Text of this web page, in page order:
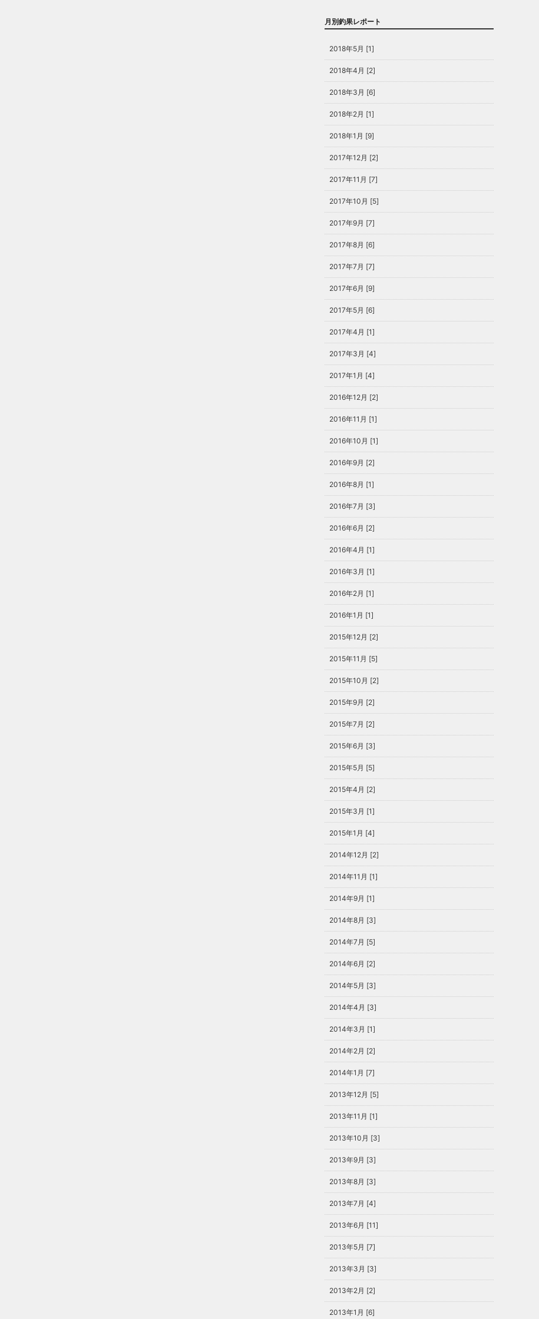
月別釣果レポート
2018年5月 [1]
2018年4月 [2]
2018年3月 [6]
2018年2月 [1]
2018年1月 [9]
2017年12月 [2]
2017年11月 [7]
2017年10月 [5]
2017年9月 [7]
2017年8月 [6]
2017年7月 [7]
2017年6月 [9]
2017年5月 [6]
2017年4月 [1]
2017年3月 [4]
2017年1月 [4]
2016年12月 [2]
2016年11月 [1]
2016年10月 [1]
2016年9月 [2]
2016年8月 [1]
2016年7月 [3]
2016年6月 [2]
2016年4月 [1]
2016年3月 [1]
2016年2月 [1]
2016年1月 [1]
2015年12月 [2]
2015年11月 [5]
2015年10月 [2]
2015年9月 [2]
2015年7月 [2]
2015年6月 [3]
2015年5月 [5]
2015年4月 [2]
2015年3月 [1]
2015年1月 [4]
2014年12月 [2]
2014年11月 [1]
2014年9月 [1]
2014年8月 [3]
2014年7月 [5]
2014年6月 [2]
2014年5月 [3]
2014年4月 [3]
2014年3月 [1]
2014年2月 [2]
2014年1月 [7]
2013年12月 [5]
2013年11月 [1]
2013年10月 [3]
2013年9月 [3]
2013年8月 [3]
2013年7月 [4]
2013年6月 [11]
2013年5月 [7]
2013年3月 [3]
2013年2月 [2]
2013年1月 [6]